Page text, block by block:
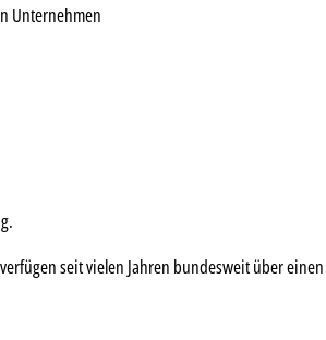
Unternehmen
seit vielen Jahren bundesweit über einen